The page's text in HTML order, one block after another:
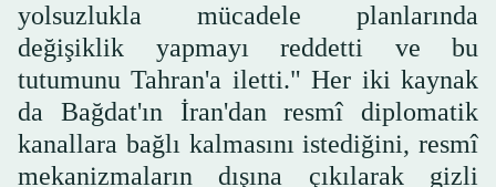
yolsuzlukla mücadele planlarında
değişiklik yapmayı reddetti ve bu
tutumunu Tahran'a iletti." Her iki kaynak
da Bağdat'ın İran'dan resmî diplomatik
kanallara bağlı kalmasını istediğini, resmî
mekanizmaların dışına çıkılarak gizli